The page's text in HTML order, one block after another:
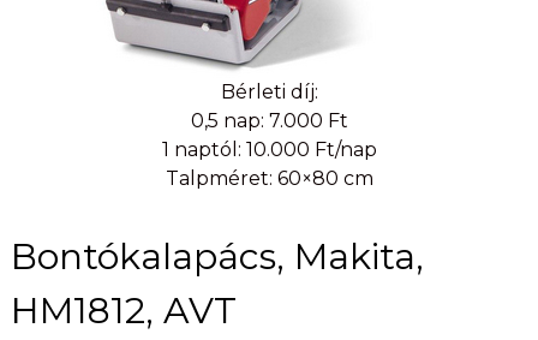
Bérleti díj:
0,5 nap: 7.000 Ft
1 naptól: 10.000 Ft/nap
Talpméret: 60×80 cm
Bontókalapács, Makita,
HM1812, AVT